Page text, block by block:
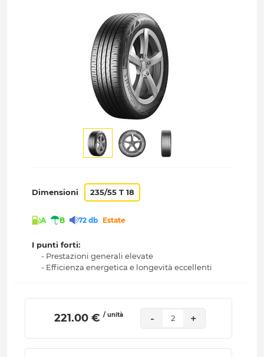
Dimensioni 235/55 T 18
A B 72 db Estate
I punti forti:
- Prestazioni generali elevate
- Efficienza energetica e longevità eccellenti
221.00 € / unità - 2 +